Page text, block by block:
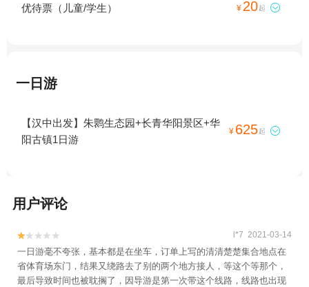
优待票（儿童/学生） ¥ 20起 
一日游
【汉中出发】朱鹮生态园+长青华阳景区+华
阳古镇1日游
¥ 625起 
用户评论

 l*7 2021-03-14
一日游毫不夸张，基本都是在坐车，订单上写的清清楚楚集合地点在
省体育场东门，结果又绕路去了别的两个地方接人，等这个等那个，
最后导致时间也被耽搁了，因导游是第一次带这个线路，线路也出现